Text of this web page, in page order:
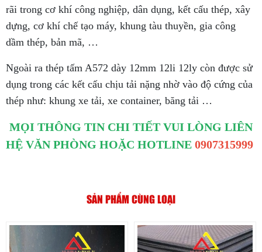
rãi trong cơ khí công nghiệp, dân dụng, kết cấu thép, xây
dựng, cơ khí chế tạo máy, khung tàu thuyền, gia công
dầm thép, bản mã, …
Ngoài ra thép tấm A572 dày 12mm 12li 12ly còn được sử
dụng trong các kết cấu chịu tải nặng nhờ vào độ cứng của
thép như: khung xe tải, xe container, băng tải …
MỌI THÔNG TIN CHI TIẾT VUI LÒNG LIÊN
HỆ VĂN PHÒNG HOẶC HOTLINE 0907315999
SẢN PHẨM CÙNG LOẠI